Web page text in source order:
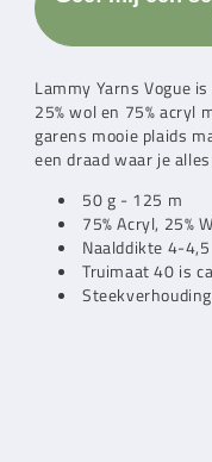
Lammy Yarns Vogue
25% wol en 75% acryl
garens mooie plaids
een draad waar je
50 g - 125 m
75% Acryl, 25%
Naalddikte 4-4,5
Truimaat 40 is